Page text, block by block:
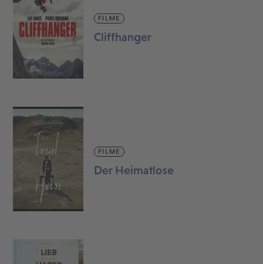
FILME
Cliffhanger
FILME
Der Heimatlose